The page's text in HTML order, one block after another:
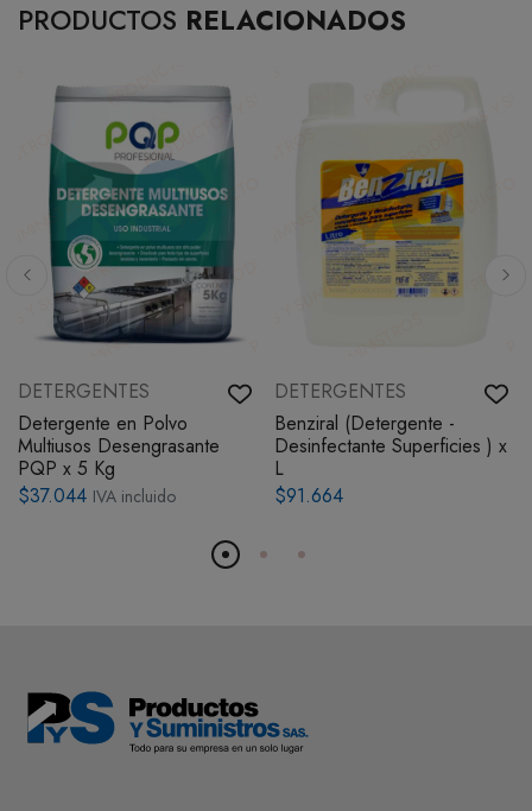
PRODUCTOS RELACIONADOS
DETERGENTES
Detergente en Polvo
Multiusos Desengrasante
PQP x 5 Kg
$37.044 IVA incluido
DETERGENTES
Benziral (Detergente -
Desinfectante Superficies ) x
L
$91.664